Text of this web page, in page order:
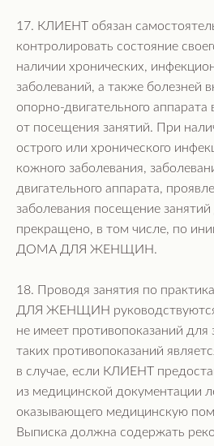
17. КЛИЕНТ обязан
контролировать состояние
наличии хронических,
заболеваний, а также болезней
опорно-двигательного аппарата
от посещения занятий. При
острого или хронического
кожного заболевания,
двигательного аппарата,
заболевания посещение
прекращено, в том числе, по
ДОМА ДЛЯ ЖЕНЩИН.
18. Проводя занятия по
ДЛЯ ЖЕНЩИН
не имеет противопоказаний для
таких противопоказаний
в случае, если КЛИЕНТ
из медицинской документации
оказывающего медицинскую
Выписка должна содержать